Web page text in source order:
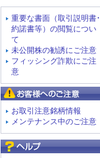
重要な書面（取引説明書･
約諾書等）の閲覧につい
て
未公開株の勧誘にご注意
フィッシング詐欺にご注
意
お取引注意銘柄情報
メンテナンス中のご注意